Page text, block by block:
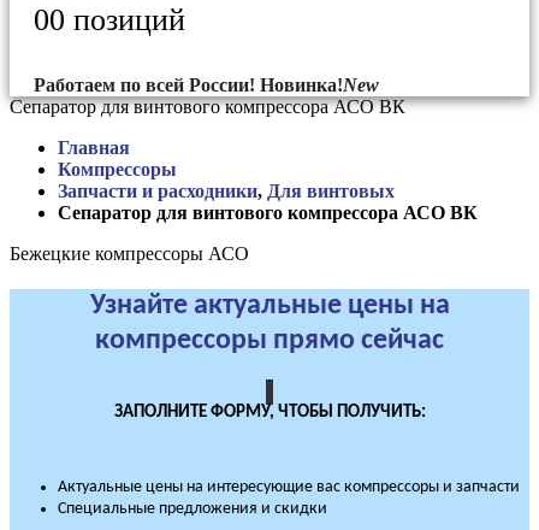
00 позиций
Работаем по всей России! Новинка!New
Сепаратор для винтового компрессора АСО ВК
Главная
Компрессоры
Запчасти и расходники, Для винтовых
Сепаратор для винтового компрессора АСО ВК
Бежецкие компрессоры АСО
Узнайте актуальные цены на
компрессоры прямо сейчас
ЗАПОЛНИТЕ ФОРМУ, ЧТОБЫ ПОЛУЧИТЬ:
Актуальные цены на интересующие вас компрессоры и запчасти
Специальные предложения и скидки